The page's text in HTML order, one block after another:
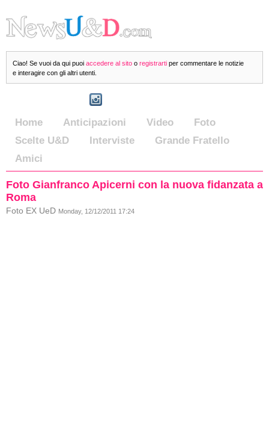
Ciao! Se vuoi da qui puoi accedere al sito o registrarti per commentare le notizie
e interagire con gli altri utenti.
Home Anticipazioni Video
Foto
Scelte U&D
Interviste
Grande Fratello
Amici
Foto Gianfranco Apicerni con la nuova fidanzata a
Roma
Foto EX UeD Monday, 12/12/2011 17:24